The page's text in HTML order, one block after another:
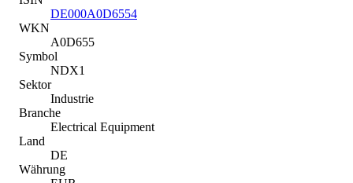
DE000A0D6554
WKN
A0D655
Symbol
NDX1
Sektor
Industrie
Branche
Electrical Equipment
Land
DE
Währung